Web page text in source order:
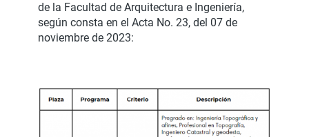
de la Facultad de Arquitectura e Ingeniería,
según consta en el Acta No. 23, del 07 de
noviembre de 2023: